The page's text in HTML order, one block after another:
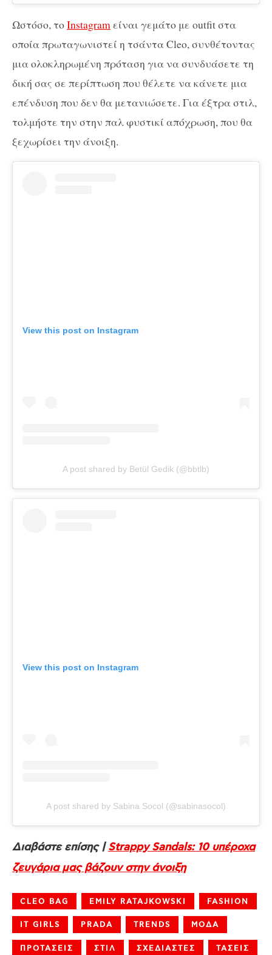
Ωστόσο, τοInstagramείναι γεμάτο με outfit στα
οποία πρωταγωνιστεί η τσάντα Cleo, συνθέτοντας
μια ολοκληρωμένη πρόταση για να συνδυάσετε τη
δική σας σε περίπτωση που θέλετε να κάνετε μια
επένδυση που δεν θα μετανιώσετε. Για έξτρα στιλ,
τολμήστε την στην παλ φυστικί απόχρωση, που θα
ξεχωρίσει την άνοιξη.
View this post on Instagram
A post shared by Betül Gedik (@bbtlb)
View this post on Instagram
A post shared by Sabina Socol (@sabinasocol)
Διαβάστε επίσης |Strappy Sandals: 10 υπέροχα
ζευγάρια μας βάζουν στην άνοιξη
CLEO BAG EMILY RATAJKOWSKI FASHION
IT GIRLS PRADA TRENDS ΜΟΔΑ
ΠΡΟΤΑΣΕΙΣ ΣΤΙΛ ΣΧΕΔΙΑΣΤΕΣ ΤΑΣΕΙΣ